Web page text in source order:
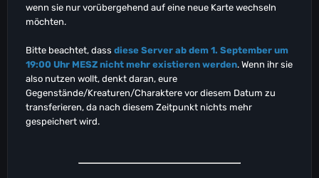
wenn sie nur vorübergehend auf eine neue Karte wechseln
möchten.
Bitte beachtet, dass diese Server ab dem 1. September um
19:00 Uhr MESZ nicht mehr existieren werden. Wenn ihr sie
also nutzen wollt, denkt daran, eure
Gegenstände/Kreaturen/Charaktere vor diesem Datum zu
transferieren, da nach diesem Zeitpunkt nichts mehr
gespeichert wird.